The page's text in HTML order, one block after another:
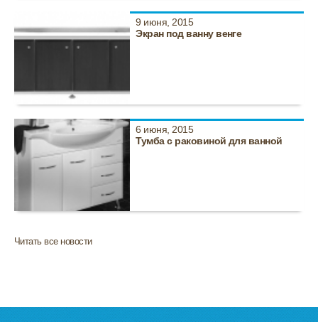
9 июня, 2015
Экран под ванну венге
6 июня, 2015
Тумба с раковиной для ванной
Читать все новости